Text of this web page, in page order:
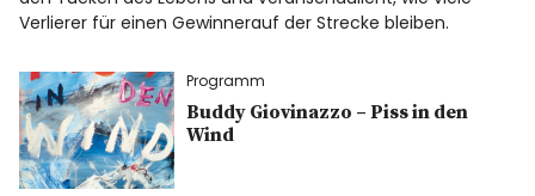
InstagramFacebook
Twitter
Verlierer für einen Gewinnerauf der Strecke bleiben.
Programm
Buddy Giovinazzo – Piss in den
Wind